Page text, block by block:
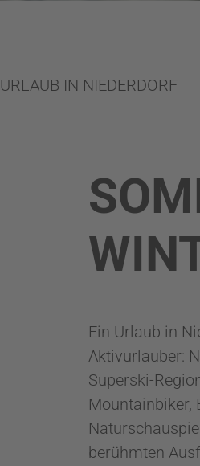
URLAUB IN NIEDERDORF
Ein Urlaub in
Aktivurlauber:
Superski-
Mountainbiker,
berühmten